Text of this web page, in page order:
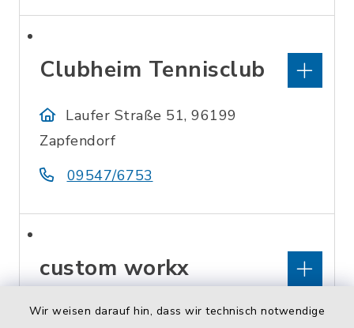
Wir weisen darauf hin, dass wir technisch notwendige
Clubheim Tennisclub
Laufer Straße 51, 96199
Zapfendorf
09547/6753
custom workx
Oberleiterbacher Straße 19,